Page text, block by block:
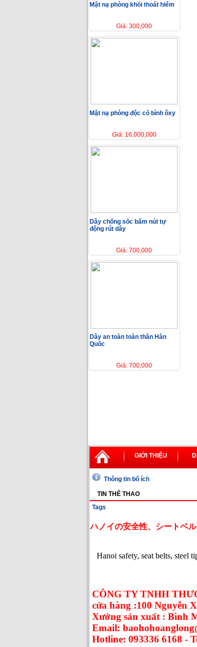
Mặt nạ phòng khói thoát hiểm
Giá: 300,000
Mặt nạ phòng độc có bình ôxy
Giá: 16,000,000
Dây chống sốc bấm nút tự
động rút dây
Giá: 700,000
Dây an toàn toàn thân Hàn
Quốc
Giá: 700,000
GIỚI THIỆU
Thông tin bổ ích
TIN THỂ THAO
Tags
ハノイの安全性、シートベ
Hanoi safety, seat belts, steel
CÔNG TY TNHH
cửa hàng :100 Nguyễn
Xưởng sản xuất : Bình
Email:
Hotline: 093336 6168 -